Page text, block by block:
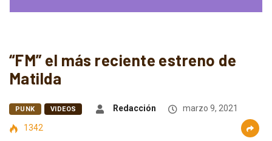
“FM” el más reciente estreno de
Matilda
PUNK VIDEOS Redacción
marzo 9, 2021
1342